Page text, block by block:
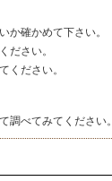
か確かめて下さい。
ださい。
ください。
調べてみてください。